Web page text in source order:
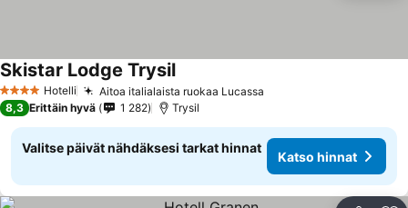
4 Tähtiluokitus
Hotelli Aitoa italialaista ruokaa Lucassa
Skistar Lodge Trysil
8,3 Erittäin hyvä 1 282 Trysil
Valitse päivät nähdäksesi tarkat hinnat
Katso hinnat